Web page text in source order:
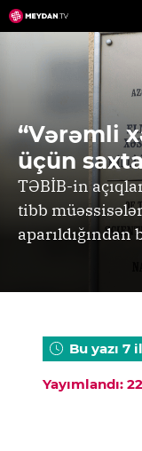
Skip
to
content
“Vərəmli
üçün
TƏBİB-in
tibb
Bu yazı 7
Yayımlandı: